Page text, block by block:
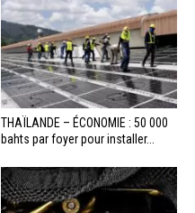
THAÏLANDE – ÉCONOMIE : 50 000
bahts par foyer pour installer...